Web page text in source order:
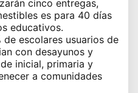
cinco entregas,
es para 40 días
educativos.
de escolares usuarios de
con desayunos y
inicial, primaria y
a comunidades